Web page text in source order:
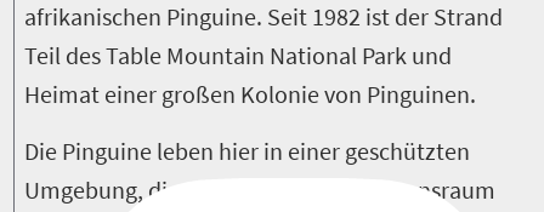
afrikanischen Pinguine. Seit 1982 ist der Strand
Teil des Table Mountain National Park und
Heimat einer großen Kolonie von Pinguinen.
Die Pinguine leben hier in einer geschützten
Umgebung, die sich als optimaler Lebensraum